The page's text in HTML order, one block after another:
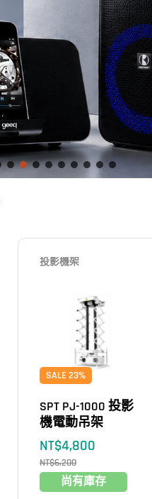
投影機架
SALE 23%
SPT PJ-1000 投影
機電動吊架
NT$6,200
NT$4,800
尚有庫存